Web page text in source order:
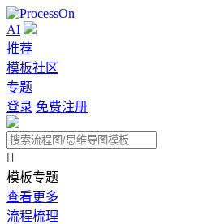
AI
推荐
模板社区
专题
登录 免费注册

模板专题
查看更多
流程梳理